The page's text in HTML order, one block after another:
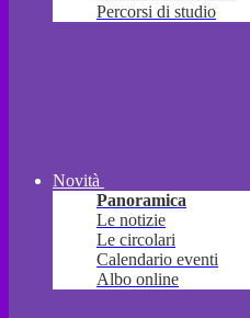
Percorsi di studio
Novità
Panoramica
Le notizie
Le circolari
Calendario eventi
Albo online